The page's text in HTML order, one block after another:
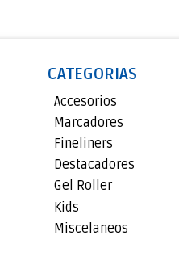
CATEGORIAS
Accesorios
Marcadores
Fineliners
Destacadores
Gel Roller
Kids
Miscelaneos